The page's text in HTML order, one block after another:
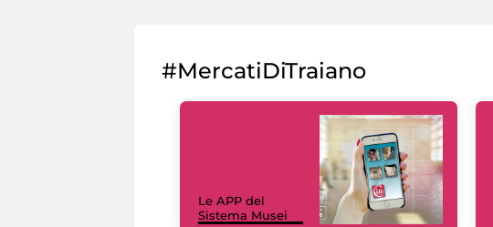
#MercatiDiTraiano
Le APP del
Sistema Musei